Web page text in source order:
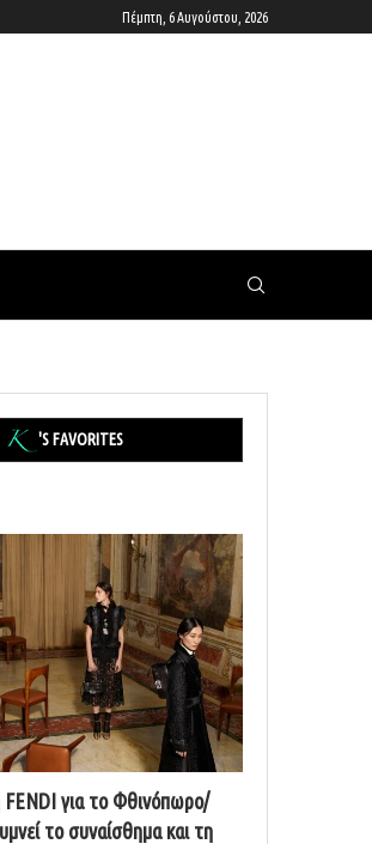
Πέμπτη, 6 Αυγούστου, 2026
'S FAVORITES
FENDI για το Φθινόπωρο/
το συναίσθημα και τη